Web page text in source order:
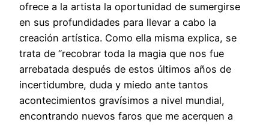
ofrece a la artista la oportunidad de sumergirse
en sus profundidades para llevar a cabo la
creación artística. Como ella misma explica, se
trata de “recobrar toda la magia que nos fue
arrebatada después de estos últimos años de
incertidumbre, duda y miedo ante tantos
acontecimientos gravísimos a nivel mundial,
encontrando nuevos faros que me acerquen a